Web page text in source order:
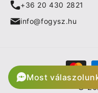
+36 20 430 2821
info@fogysz.hu
Fizetési
módok
©
Most